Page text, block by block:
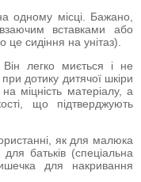
одному місці. Бажано,
вставками або
сидіння на унітаз).
легко миється і не
дотику дитячої шкіри
міцність матеріалу, а
що підтверджують
як для малюка
для батьків (спеціальна
для накривання